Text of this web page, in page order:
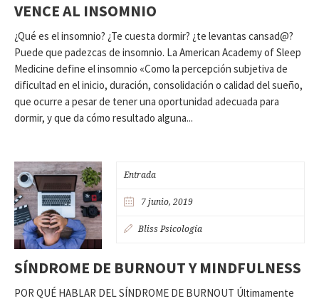
VENCE AL INSOMNIO
¿Qué es el insomnio? ¿Te cuesta dormir? ¿te levantas cansad@?
Puede que padezcas de insomnio. La American Academy of Sleep
Medicine define el insomnio «Como la percepción subjetiva de
dificultad en el inicio, duración, consolidación o calidad del sueño,
que ocurre a pesar de tener una oportunidad adecuada para
dormir, y que da cómo resultado alguna...
Entrada
7 junio, 2019
Bliss Psicología
SÍNDROME DE BURNOUT Y MINDFULNESS
POR QUÉ HABLAR DEL SÍNDROME DE BURNOUT Últimamente